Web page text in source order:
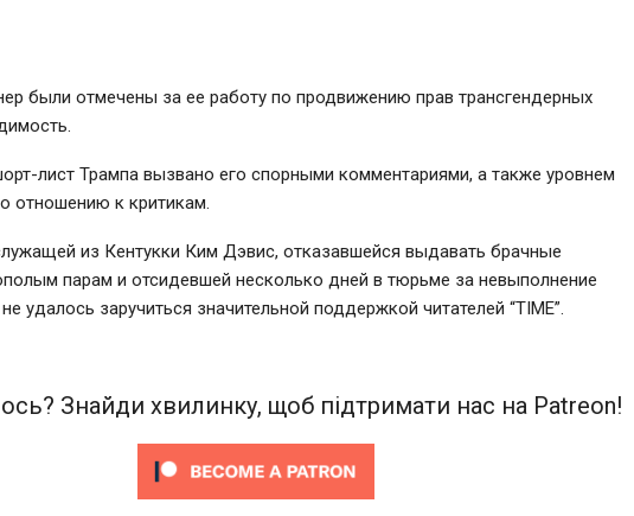
были отмечены за ее работу по продвижению прав трансгендерных
лист Трампа вызвано его спорными комментариями, а также уровнем
отношению к критикам.
из Кентукки Ким Дэвис, отказавшейся выдавать брачные
парам и отсидевшей несколько дней в тюрьме за невыполнение
удалось заручиться значительной поддержкой читателей “TIME”.
Знайди хвилинку, щоб підтримати нас на Patreon!